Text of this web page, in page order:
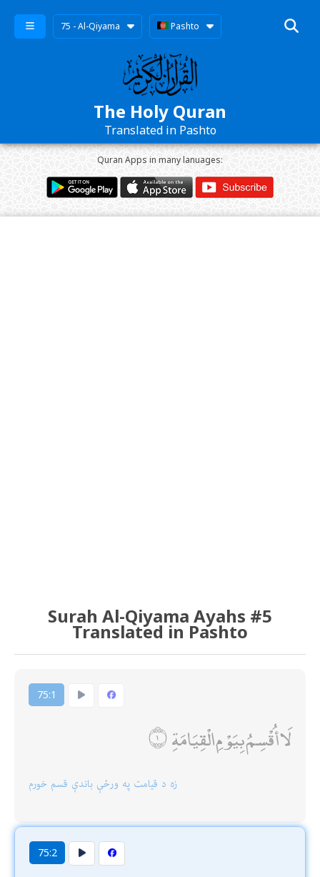
75 - Al-Qiyama Pashto
The Holy Quran
Translated in Pashto
Quran Apps in many lanuages:
Surah Al-Qiyama Ayahs #5
Translated in Pashto
75:1
لَا أُقْسِمُ بِيَوْمِ الْقِيَامَةِ
زه د قیامت په ورځې باندې قسم خورم
75:2